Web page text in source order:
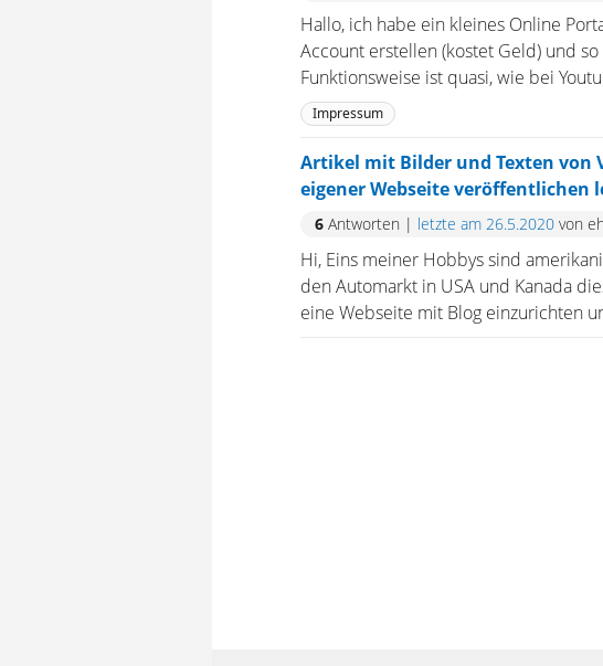
Hallo, ich habe ein kleines Online
Account erstellen (kostet Geld) und
Funktionsweise ist quasi, wie bei
Impressum
Artikel mit Bilder und Texten von
eigener Webseite veröffentlichen
6 Antworten | letzte am 26.5.2020 von
Hi, Eins meiner Hobbys sind
den Automarkt in USA und Kanada
eine Webseite mit Blog einzurichten